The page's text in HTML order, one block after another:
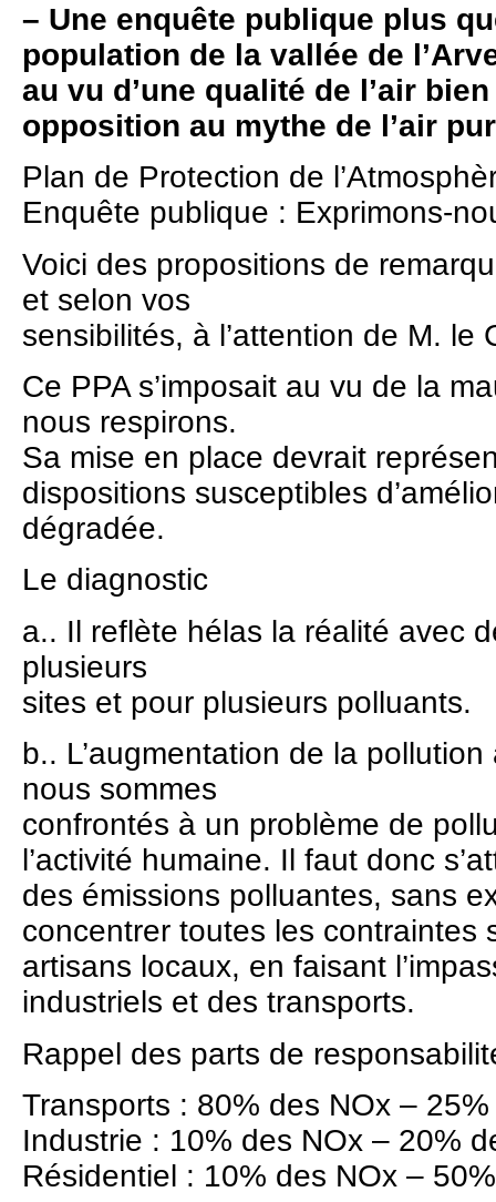
– Une enquête publique plus
population de la vallée de
au vu d’une qualité de l’air
opposition au mythe de l’air
Plan de Protection de
Enquête publique : Exprimons-
Voici des propositions de
et selon vos
sensibilités, à l’attention de M. le
Ce PPA s’imposait au vu de la
nous respirons.
Sa mise en place devrait
dispositions susceptibles
dégradée.
Le diagnostic
a.. Il reflète hélas la réalité avec
plusieurs
sites et pour plusieurs polluants.
b.. L’augmentation de la
nous sommes
confrontés à un problème de
l’activité humaine. Il faut donc
des émissions polluantes, sans
concentrer toutes les contraintes
artisans locaux, en faisant
industriels et des transports.
Rappel des parts de
Transports : 80% des NOx –
Industrie : 10% des NOx – 20%
Résidentiel : 10% des NOx –